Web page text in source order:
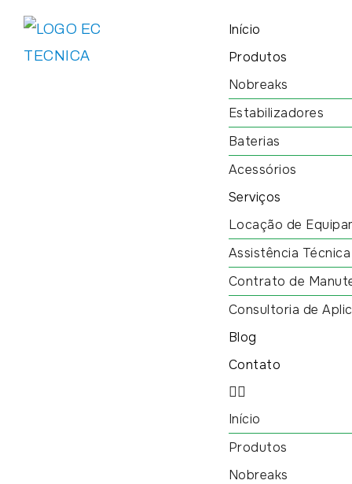
Início
Produtos
Nobreaks
Estabilizadores
Baterias
Acessórios
Serviços
Locação de
Assistência Técnica
Contrato de
Consultoria de
Blog
Contato
Início
Produtos
Nobreaks